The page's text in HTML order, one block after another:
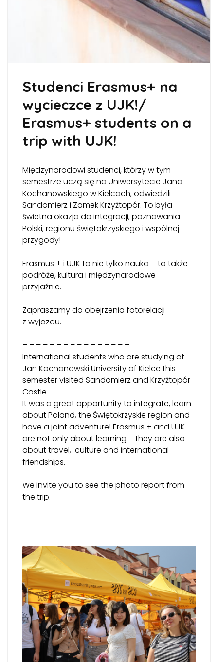
Studenci Erasmus+ na
wycieczce z UJK!/
Erasmus+ students on a
trip with UJK!
Międzynarodowi studenci, którzy w tym
semestrze uczą się na Uniwersytecie Jana
Kochanowskiego w Kielcach, odwiedzili
Sandomierz i Zamek Krzyżtopór. To była
świetna okazja do integracji, poznawania
Polski, regionu świętokrzyskiego i wspólnej
przygody!
Erasmus + i UJK to nie tylko nauka – to także
podróże, kultura i międzynarodowe
przyjaźnie.
Zapraszamy do obejrzenia fotorelacji
z wyjazdu.
– – – – – – – – – – – – – – – –
International students who are studying at
Jan Kochanowski University of Kielce this
semester visited Sandomierz and Krzyżtopór
Castle.
It was a great opportunity to integrate, learn
about Poland, the Świętokrzyskie region and
have a joint adventure! Erasmus + and UJK
are not only about learning – they are also
about travel, culture and international
friendships.
We invite you to see the photo report from
the trip.